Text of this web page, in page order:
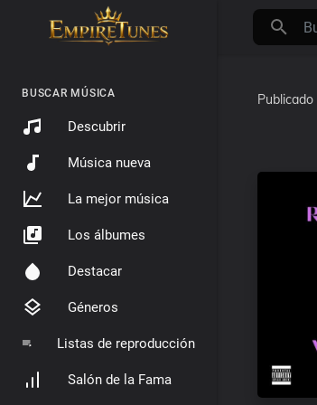
BUSCAR MÚSICA
Descubrir
Música nueva
La mejor música
Los álbumes
Destacar
Géneros
Listas de reproducción
Salón de la Fama
Publicado